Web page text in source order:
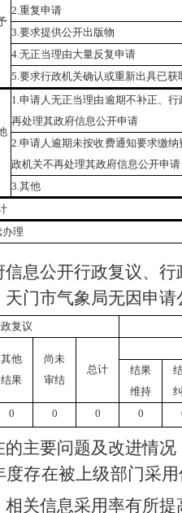
2.重复申请
3.要求提供公开出版物
4.无正当理由大量反复申请
5.要求行政机关确认或重新出具已获
1.申请人无正当理由逾期不补正、行
再处理其政府信息公开申请
2.申请人逾期未按收费通知要求缴纳
政机关不再处理其政府信息公开申请
3.其他
理
信息公开行政复议、行
门市气象局无因申请
复议
其他
结果
尚未
审结
总计
结果
维持
0 0 0 0
的主要问题及改进情况
度存在被上级部门采
关信息采用率有所提